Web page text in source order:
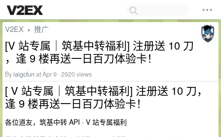
V2EX › 推广
[V 站专属｜筑基中转福利] 注册送 10 刀
，逢 9 楼再送一日百刀体验卡！
Byiaigcfun at Apr 9 · 2920 views
[ V 站专属｜筑基中转福利] 注册送 10 刀，
逢 9 楼再送一日百刀体验卡！
各位道友，筑基中转 API · V 站专属福利